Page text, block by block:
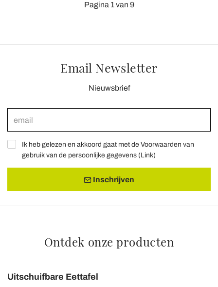
Pagina 1 van 9
Email Newsletter
Nieuwsbrief
Ik heb gelezen en akkoord gaat met de Voorwaarden van
gebruik van de persoonlijke gegevens (Link)
Inschrijven
Ontdek onze producten
Uitschuifbare Eettafel